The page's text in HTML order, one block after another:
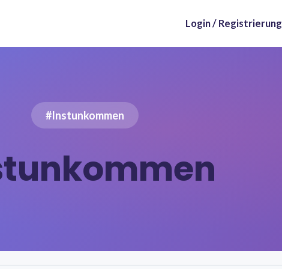
Login / Registrierung
#Instunkommen